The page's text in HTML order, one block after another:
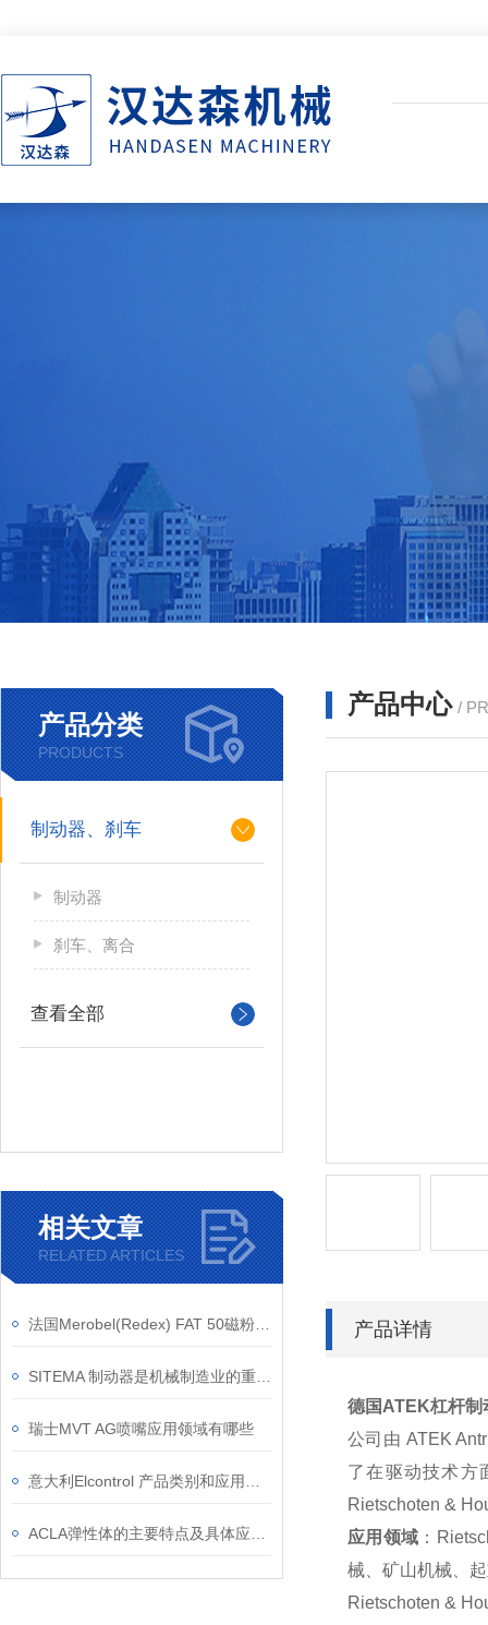
产品分类
PRODUCTS
制动器、刹车
制动器
刹车、离合
查看全部
相关文章
RELATED ARTICLES
瑞士MVT AG喷嘴应用领域有哪些
产品中心 /
产品详情
德国ATEK杠杆制
公司由 ATEK
了在驱动技术方
Rietschoten &
应用领域 ：
械、矿山机械、
Rietschoten &